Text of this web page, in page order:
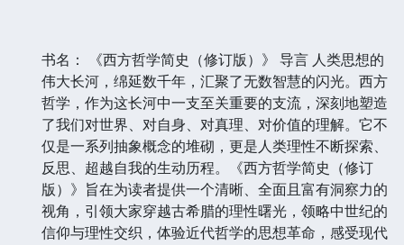
书名： 《西方哲学简史（修订版）》 导言 人类思想的
伟大长河，绵延数千年，汇聚了无数智慧的闪光。西方
哲学，作为这长河中一支至关重要的支流，深刻地塑造
了我们对世界、对自身、对真理、对价值的理解。它不
仅是一系列抽象概念的堆砌，更是人类理性不断探索、
反思、超越自我的生动历程。《西方哲学简史（修订
版）》旨在为读者提供一个清晰、全面且富有洞察力的
视角，引领大家穿越古希腊的理性曙光，领略中世纪的
信仰与理性交织，体验近代哲学的思想革命，感受现代